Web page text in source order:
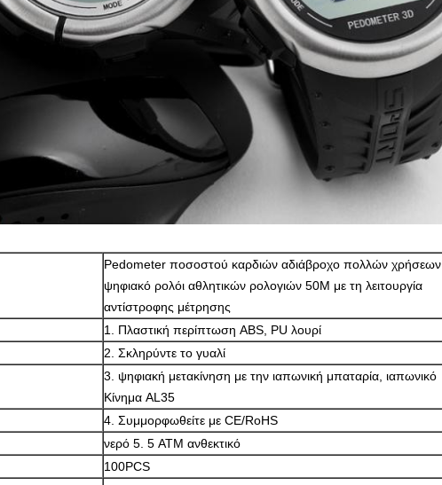
Pedometer ποσοστού καρδιών αδιάβροχο πολλών χρήσεων
ψηφιακό ρολόι αθλητικών ρολογιών 50M με τη λειτουργία
αντίστροφης μέτρησης
1. Πλαστική περίπτωση ABS, PU λουρί
2. Σκληρύντε το γυαλί
3. ψηφιακή μετακίνηση με την ιαπωνική μπαταρία, ιαπωνικό
Κίνημα AL35
4. Συμμορφωθείτε με CE/RoHS
νερό 5. 5 ATM ανθεκτικό
100PCS